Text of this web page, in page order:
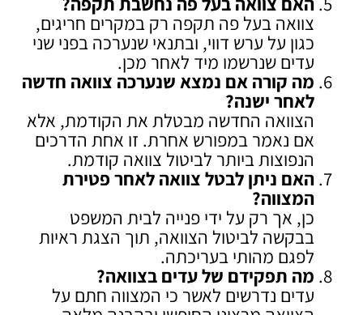
צוואה בעל פה תקפה רק במקרים חריגים,
כגון על ערש דווי, ובתנאי שנערכה בפני שני
עדים שנרשמו מיד לאחר מכן.
מה קורה אם נמצא שנערכה צוואה חדשה
לאחר ישנה?
הצוואה החדשה מבטלת את הקודמת, אלא
אם נאמר במפורש אחרת. זו אחת הדרכים
הנפוצות ביותר לביטול צוואה קודמת.
האם ניתן לבטל צוואה לאחר פטירת
המצווה?
כן, אך רק על ידי פנייה לבית המשפט
בבקשה לביטול הצוואה, תוך הצגת ראיות
לפגם מהותי בעריכתה.
מה תפקידם של עדים בצוואה?
עדים נדרשים לאשר כי המצווה חתם על